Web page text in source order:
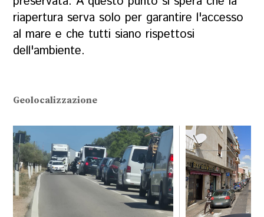
riapertura serva solo per garantire l'accesso
al mare e che tutti siano rispettosi
dell'ambiente.
Geolocalizzazione